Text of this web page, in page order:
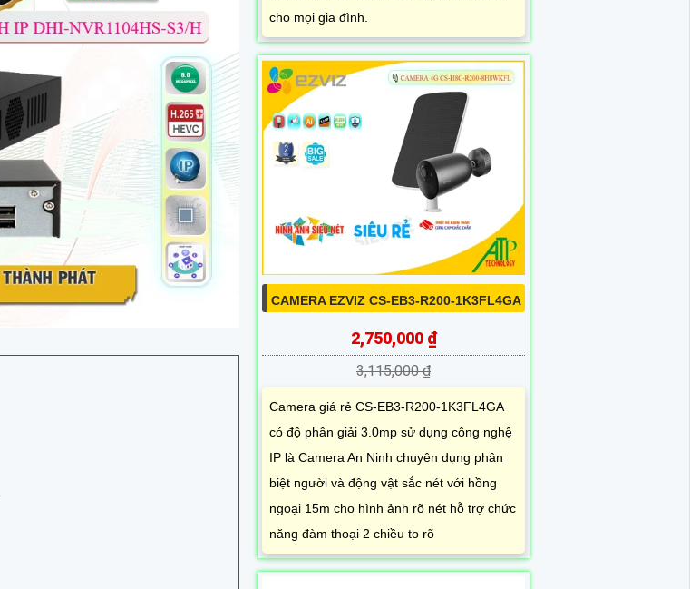
cho mọi gia đình.
CAMERA EZVIZ CS-EB3-R200-1K3FL4GA
2,750,000 ₫
3,115,000 ₫
Camera giá rẻ CS-EB3-R200-1K3FL4GA
có độ phân giải 3.0mp sử dụng công nghệ
IP là Camera An Ninh chuyên dụng phân
biệt người và động vật sắc nét với hồng
ngoại 15m cho hình ảnh rõ nét hỗ trợ chức
năng đàm thoại 2 chiều to rõ